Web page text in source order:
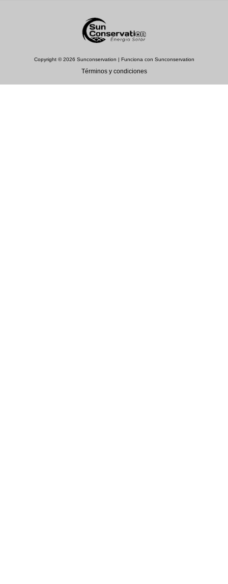
Copyright © 2026 Sunconservation | Funciona con Sunconservation
Términos y condiciones